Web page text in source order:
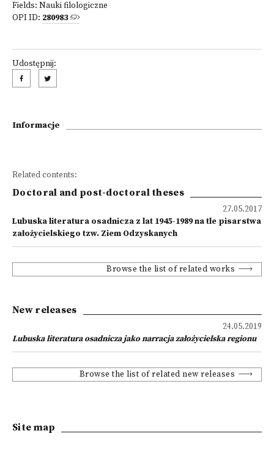
Fields: Nauki filologiczne
OPI ID: 280983
Udostępnij:
Informacje
Related contents:
Doctoral and post-doctoral theses
27.05.2017
Lubuska literatura osadnicza z lat 1945-1989 na tle pisarstwa
założycielskiego tzw. Ziem Odzyskanych
Browse the list of related works
New releases
24.05.2019
Lubuska literatura osadnicza jako narracja założycielska regionu
Browse the list of related new releases
Site map